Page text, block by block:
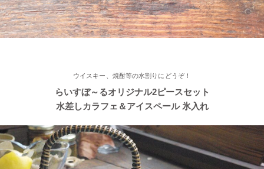
≪おすすめ≫ あったか鍋をお楽しみください♪とんすい小鉢がつ
いたお鍋セットです。
≪新着商品≫ たっぷりお父さん湯飲み 南蛮カラー♪そろそろ温か
い飲み物が欲しくなりますね！
2022/11/09
≪人気商品≫ 焼き魚がおいしい季節ですね♪長角皿はぴったりの
アイテムです！
ウイスキー、焼酎等の水割りにどうぞ！
らいすぼ～るオリジナル2ピースセット
水差しカラフェ＆アイスペール 氷入れ